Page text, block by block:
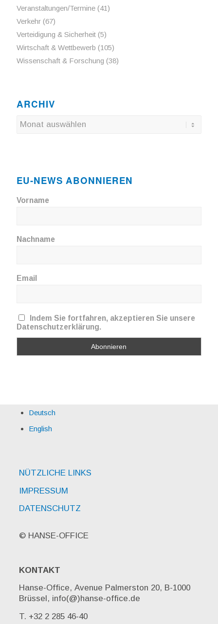
Veranstaltungen/Termine(41)
Verkehr(67)
Verteidigung & Sicherheit(5)
Wirtschaft & Wettbewerb (105)
Wissenschaft & Forschung (38)
ARCHIV
EU-NEWS ABONNIEREN
Vorname
Nachname
Email
Indem Sie fortfahren, akzeptieren Sie unsere
Datenschutzerklärung.
Deutsch
English
NÜTZLICHE LINKS
IMPRESSUM
DATENSCHUTZ
© HANSE-OFFICE
KONTAKT
Hanse-Office, Avenue Palmerston 20, B-1000
Brüssel, info(@)hanse-office.de
T. +32 2 285 46-40